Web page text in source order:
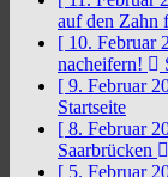
auf den Zahn
[ 10. Februar
nacheifern!
[ 9. Februar
Startseite
[ 8. Februar
Saarbrücken
[ 5. Februar